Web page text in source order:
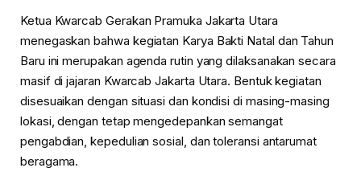
Ketua Kwarcab Gerakan Pramuka Jakarta Utara
menegaskan bahwa kegiatan Karya Bakti Natal dan Tahun
Baru ini merupakan agenda rutin yang dilaksanakan secara
masif di jajaran Kwarcab Jakarta Utara. Bentuk kegiatan
disesuaikan dengan situasi dan kondisi di masing-masing
lokasi, dengan tetap mengedepankan semangat
pengabdian, kepedulian sosial, dan toleransi antarumat
beragama.